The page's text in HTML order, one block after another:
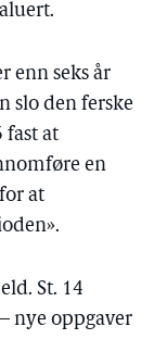
enn seks år
slo den ferske
fast at
en
at
St. 14
nye oppgaver